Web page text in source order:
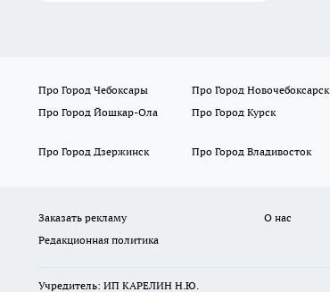
Про Город Чебоксары Про Город Новочебоксарск
Про Город Йошкар-Ола
Про Город Курск
Про Город Дзержинск
Про Город Владивосток
Заказать рекламу О нас
Редакционная политика
Учредитель: ИП КАРЕЛИН Н.Ю.